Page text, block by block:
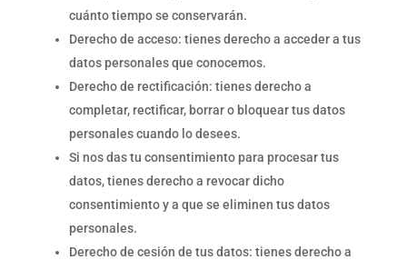
cuánto tiempo se conservarán.
Derecho de acceso: tienes derecho a acceder a tus
datos personales que conocemos.
Derecho de rectificación: tienes derecho a
completar, rectificar, borrar o bloquear tus datos
personales cuando lo desees.
Si nos das tu consentimiento para procesar tus
datos, tienes derecho a revocar dicho
consentimiento y a que se eliminen tus datos
personales.
Derecho de cesión de tus datos: tienes derecho a